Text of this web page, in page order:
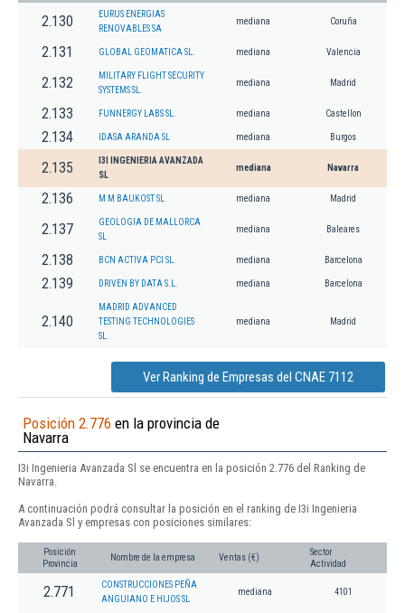
2.130
EURUS ENERGIAS
RENOVABLES SA
mediana Coruña
2.131 GLOBAL GEOMATICA SL. mediana Valencia
2.132
MILITARY FLIGHT SECURITY
SYSTEMS SL.
mediana Madrid
2.133 FUNNERGY LABS SL. mediana Castellon
2.134 IDASA ARANDA SL mediana Burgos
2.135
I3I INGENIERIA AVANZADA
SL
mediana Navarra
2.136 M M BAUKOST SL mediana Madrid
2.137
GEOLOGIA DE MALLORCA
SL
mediana Baleares
2.138 BCN ACTIVA PCI SL. mediana Barcelona
2.139 DRIVEN BY DATA S.L. mediana Barcelona
2.140
MADRID ADVANCED
TESTING TECHNOLOGIES
SL.
mediana Madrid
Ver Ranking de Empresas del CNAE 7112
Posición 2.776 en la provincia de
Navarra
I3i Ingenieria Avanzada Sl se encuentra en la posición 2.776 del Ranking de
Navarra.
A continuación podrá consultar la posición en el ranking de I3i Ingenieria
Avanzada Sl y empresas con posiciones similares:
Posición
Provincia
Nombre de la empresa Ventas (€)
Sector
Actividad
2.771
CONSTRUCCIONES PEÑA
ANGUIANO E HIJOS SL
mediana 4101